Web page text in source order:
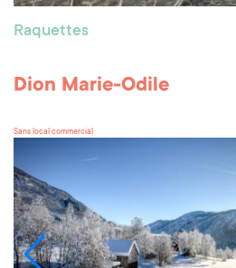
Raquettes
Dion Marie-Odile
Sans local commercial